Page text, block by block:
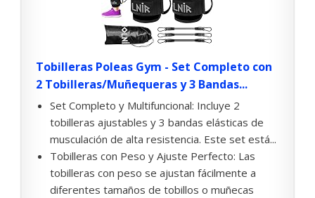
Tobilleras Poleas Gym - Set Completo con
2 Tobilleras/Muñequeras y 3 Bandas...
Set Completo y Multifuncional: Incluye 2
tobilleras ajustables y 3 bandas elásticas de
musculación de alta resistencia. Este set está...
Tobilleras con Peso y Ajuste Perfecto: Las
tobilleras con peso se ajustan fácilmente a
diferentes tamaños de tobillos o muñecas